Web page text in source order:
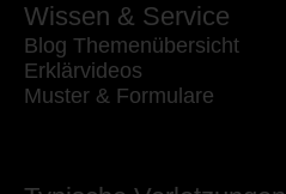
Wissen & Service
Blog Themenübersicht
Erklärvideos
Muster & Formulare